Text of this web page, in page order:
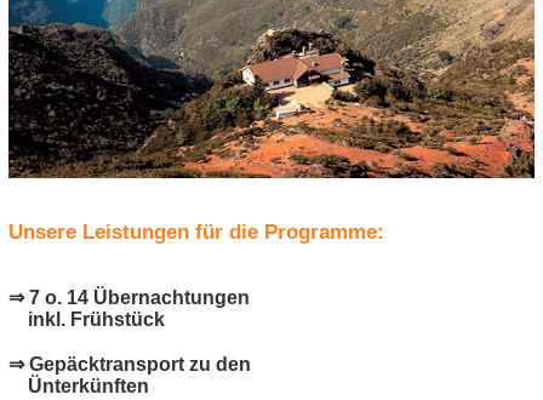
Unsere Leistungen für die Programme:
⇒ 7 o. 14 Übernachtungen
inkl. Frühstück
⇒ Gepäcktransport zu den
Ünterkünften